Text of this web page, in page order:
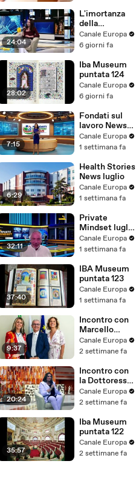
24:04
L'imortanza
della
comunicazion
e in ambito
Canale Europa
6 giorni fa
28:02
Iba Museum
puntata 124
Canale Europa
6 giorni fa
7:15
Fondati sul
lavoro News
luglio
Canale Europa
1 settimana fa
6:29
Health Stories
News luglio
Canale Europa
1 settimana fa
32:11
Private
Mindset luglio
2026
Canale Europa
1 settimana fa
37:40
IBA Museum
puntata 123
Canale Europa
1 settimana fa
9:37
Incontro con
Marcello
Guadalupi
Presidente
Commercilist
i ODCEC
Milano
Canale Europa
2 settimane fa
20:24
Incontro con
la Dottoressa
Claudia
Salciccia
Canale Europa
2 settimane fa
35:57
Iba Museum
puntata 122
Canale Europa
2 settimane fa